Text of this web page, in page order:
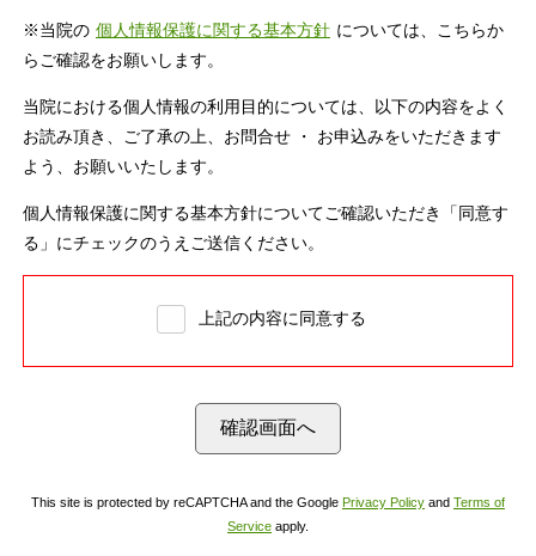
※当院の 個人情報保護に関する基本方針 については、こちらか
らご確認をお願いします。
当院における個人情報の利用目的については、以下の内容をよく
お読み頂き、ご了承の上、お問合せ ・ お申込みをいただきます
よう、お願いいたします。
個人情報保護に関する基本方針についてご確認いただき「同意す
る」にチェックのうえご送信ください。
上記の内容に同意する
This site is protected by reCAPTCHA and the Google Privacy Policyand Terms of
Serviceapply.